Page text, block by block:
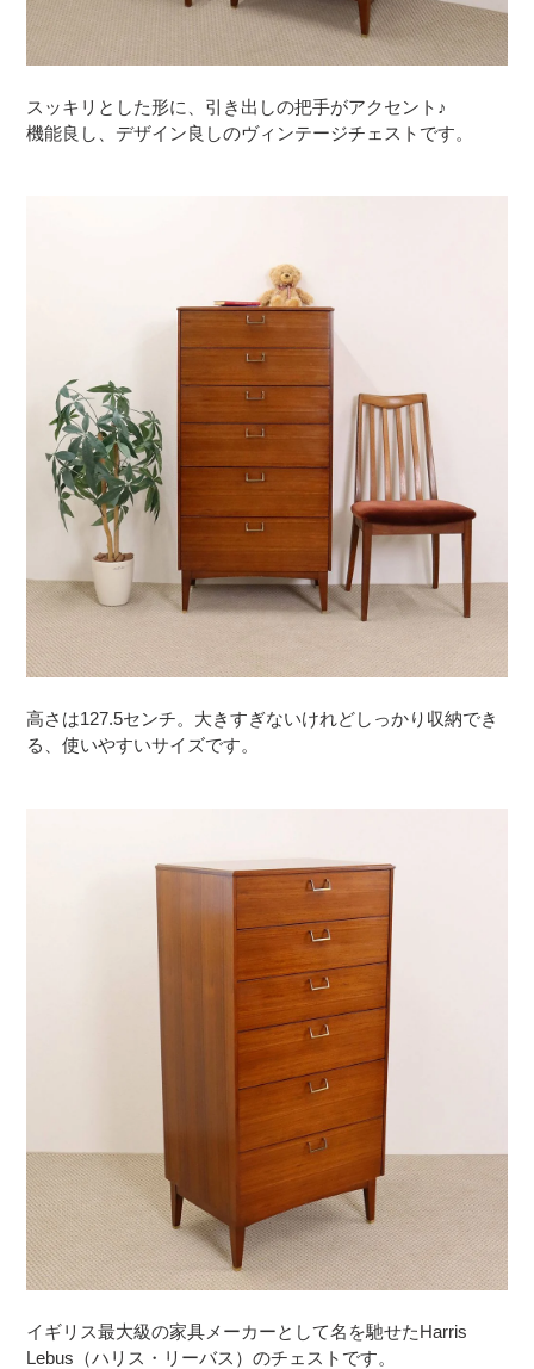
スッキリとした形に、引き出しの把手がアクセント♪
機能良し、デザイン良しのヴィンテージチェストです。
高さは127.5センチ。大きすぎないけれどしっかり収納でき
る、使いやすいサイズです。
イギリス最大級の家具メーカーとして名を馳せたHarris
Lebus（ハリス・リーバス）のチェストです。